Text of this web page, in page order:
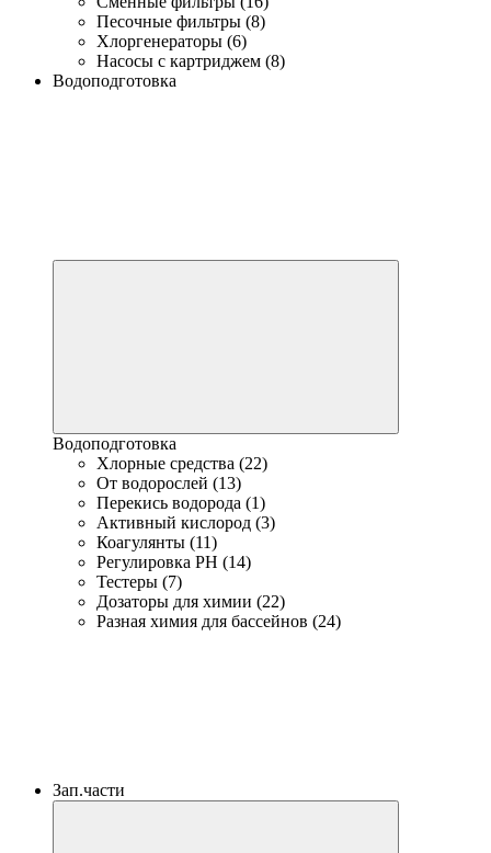
Песочные фильтры (8)
Хлоргенераторы (6)
Насосы с картриджем (8)
Водоподготовка
Водоподготовка
Хлорные средства (22)
От водорослей (13)
Перекись водорода (1)
Активный кислород (3)
Коагулянты (11)
Регулировка PH (14)
Тестеры (7)
Дозаторы для химии (22)
Разная химия для бассейнов (24)
Зап.части